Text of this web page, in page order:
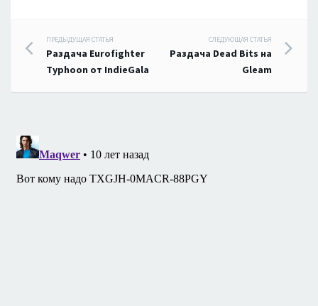
Навигация
по
записям
ПРЕДЫДУЩАЯ СТАТЬЯ
Раздача Eurofighter
Typhoon от IndieGala
СЛЕДУЮЩАЯ СТАТЬЯ
Раздача Dead Bits на
Gleam